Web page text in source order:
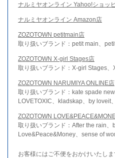
ナルミヤオンライン Yahoo!ショッ
ナルミヤオンライン Amazon店
ZOZOTOWN petitmain店
取り扱いブランド：petit main、
ZOZOTOWN X-girl Stages店
取り扱いブランド：X-girl Stages、
ZOZOTOWN NARUMIYA ONLINE店
取り扱いブランド：kate spade
LOVETOXIC、kladskap、by loveit
ZOZOTOWN
取り扱いブランド：After the rain、
Love&Peace&Money、sense of
お客様にはご不便をおかけいたし